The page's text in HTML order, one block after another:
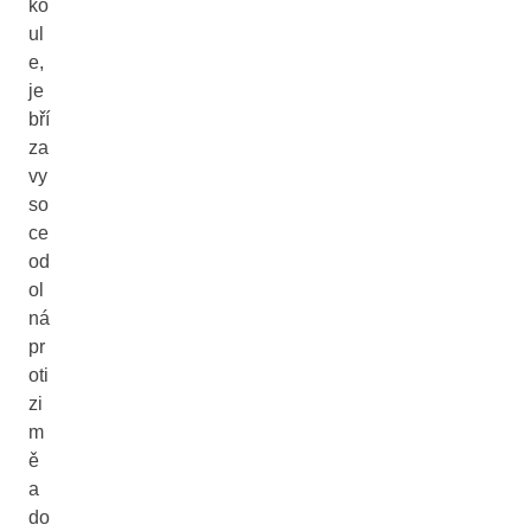
ko
ul
e,
je
bří
za
vy
so
ce
od
ol
ná
pr
oti
zi
m
ě
a
do